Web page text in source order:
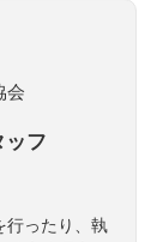
会
ッフ
行ったり、執